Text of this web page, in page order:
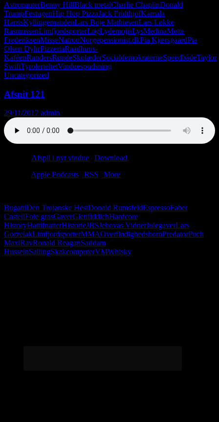
AstronauterBenny HillBlack metalCharlie ChaplinDonald
TrumpFestugenHip Hop PizzaJack FridthjofKamala
HarrisKyllingemandenLars Boje MathiesenLars Løkke
RasmussenLimfjordsporterLøgLydemojisLysMedinaMette
FrederiksenMisseNatronNorgepensionist.dkPia KjærsgaardPia
Olsen DyhrPizzeriaRaadhuus-
KaféenRandersRøndeSkolæderSocialdemokraterneSpeedbådeTaylor
SwiftTyrolerteltetVinduespudsning
Uncategorized
Afsnit 121
29/11/2017 admin
Afspil i nyt vindue Download
Apple Podcasts RSS
More
BugattiDen Trojanske HestDonald RumsfeldEspressoFaber
CastellFoie grasGaverGlenfiddichHardcore
HistoryHattifnatterHistorieJBSJehovas VidnerJulegaverLars
GorzelakLimfjordsporterMMAOverflødighedshornPredatorPuch
MaxiRavRonald ReaganSaddam
HusseinSallingSkakcomputerVMWhisky